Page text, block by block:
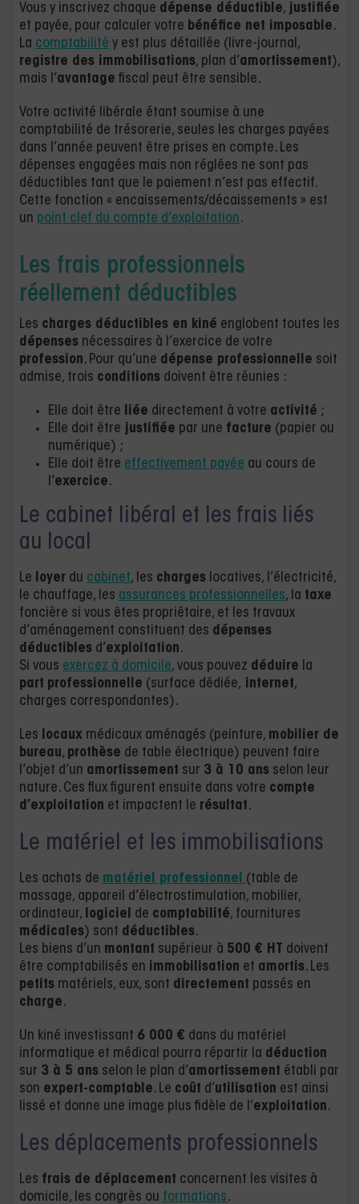
Vous y inscrivez chaque dépense déductible, justifiée
et payée, pour calculer votre bénéfice net imposable.
La comptabilité y est plus détaillée (livre-journal,
registre des immobilisations, plan d’amortissement),
mais l’avantage fiscal peut être sensible.
Votre activité libérale étant soumise à une
comptabilité de trésorerie, seules les charges payées
dans l’année peuvent être prises en compte. Les
dépenses engagées mais non réglées ne sont pas
déductibles tant que le paiement n’est pas effectif.
Cette fonction « encaissements/décaissements » est
un point clef du compte d’exploitation.
Les frais professionnels
réellement déductibles
Les charges déductibles en kiné englobent toutes les
dépenses nécessaires à l’exercice de votre
profession. Pour qu’une dépense professionnelle soit
admise, trois conditions doivent être réunies :
Elle doit être liée directement à votre activité ;
Elle doit être justifiée par une facture (papier ou
numérique) ;
Elle doit être effectivement payée au cours de
l’exercice.
Le cabinet libéral et les frais liés
au local
Le loyer du cabinet, les charges locatives, l’électricité,
le chauffage, les assurances professionnelles, la taxe
foncière si vous êtes propriétaire, et les travaux
d’aménagement constituent des dépenses
déductibles d’exploitation.
Si vous exercez à domicile, vous pouvez déduire la
part professionnelle (surface dédiée, internet,
charges correspondantes).
Les locaux médicaux aménagés (peinture, mobilier de
bureau, prothèse de table électrique) peuvent faire
l’objet d’un amortissement sur 3 à 10 ans selon leur
nature. Ces flux figurent ensuite dans votre compte
d’exploitation et impactent le résultat.
Le matériel et les immobilisations
Les achats de matériel professionnel (table de
massage, appareil d’électrostimulation, mobilier,
ordinateur, logiciel de comptabilité, fournitures
médicales) sont déductibles.
Les biens d’un montant supérieur à 500 € HT doivent
être comptabilisés en immobilisation et amortis. Les
petits matériels, eux, sont directement passés en
charge.
Un kiné investissant 6 000 € dans du matériel
informatique et médical pourra répartir la déduction
sur 3 à 5 ans selon le plan d’amortissement établi par
son expert-comptable. Le coût d’utilisation est ainsi
lissé et donne une image plus fidèle de l’exploitation.
Les déplacements professionnels
Les frais de déplacement concernent les visites à
domicile, les congrès ou formations.